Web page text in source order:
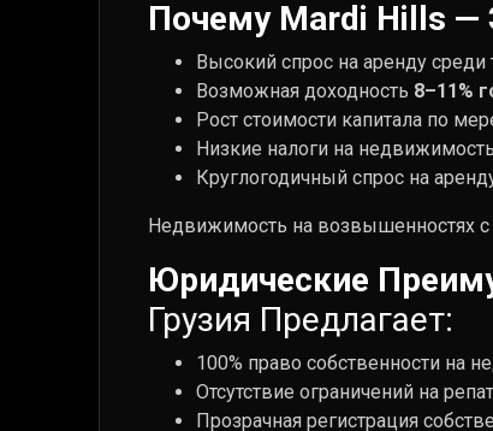
Почему Mardi Hills —
Высокий спрос на аренду
Возможная доходность 8–11%
Рост стоимости капитала по
Низкие налоги на
Круглогодичный спрос на
Недвижимость на возвышенностях
Юридические
Грузия Предлагает:
100% право собственности на
Отсутствие ограничений на
Прозрачная регистрация